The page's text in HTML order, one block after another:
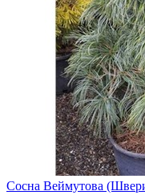
Сосна Веймутова